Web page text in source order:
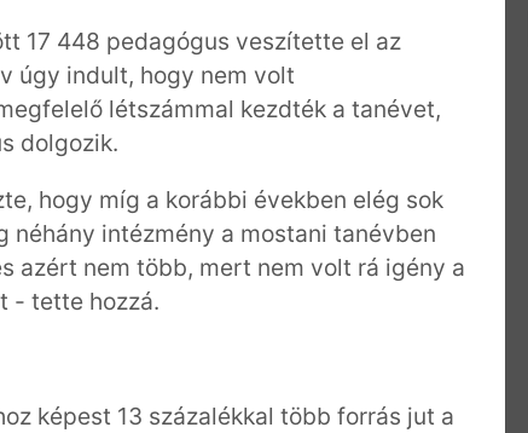
17 448 pedagógus veszítette el az
úgy indult, hogy nem volt
létszámmal kezdték a tanévet,
dolgozik.
hogy míg a korábbi években elég sok
intézmény a mostani tanévben
azért nem több, mert nem volt rá igény a
- tette hozzá.
képest 13 százalékkal több forrás jut a